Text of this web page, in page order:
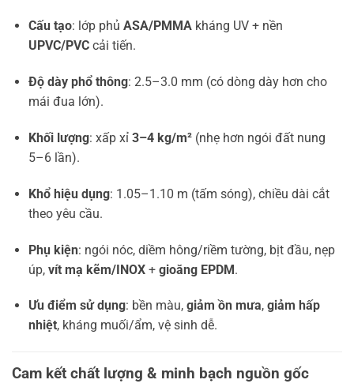
Cấu tạo: lớp phủ ASA/PMMAkháng UV + nền
UPVC/PVCcải tiến.
Độ dày phổ thông: 2.5–3.0 mm (có dòng dày hơn cho
mái đua lớn).
Khối lượng: xấp xỉ 3–4 kg/m²(nhẹ hơn ngói đất nung
5–6 lần).
Khổ hiệu dụng: 1.05–1.10 m (tấm sóng), chiều dài cắt
theo yêu cầu.
Phụ kiện: ngói nóc, diềm hông/riềm tường, bịt đầu, nẹp
úp, vít mạ kẽm/INOX+ gioăng EPDM.
Ưu điểm sử dụng: bền màu, giảm ồn mưa, giảm hấp
nhiệt, kháng muối/ẩm, vệ sinh dễ.
Cam kết chất lượng & minh bạch nguồn gốc